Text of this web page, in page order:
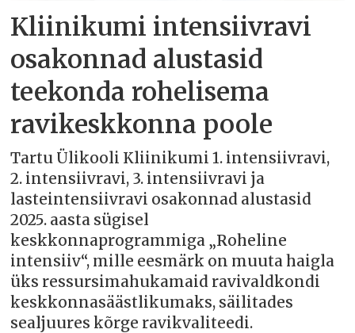
Kliinikumi intensiivravi
osakonnad alustasid
teekonda rohelisema
ravikeskkonna poole
Tartu Ülikooli Kliinikumi 1. intensiivravi,
2. intensiivravi, 3. intensiivravi ja
lasteintensiivravi osakonnad alustasid
2025. aasta sügisel
keskkonnaprogrammiga „Roheline
intensiiv“, mille eesmärk on muuta haigla
üks ressursimahukamaid ravivaldkondi
keskkonnasäästlikumaks, säilitades
sealjuures kõrge ravikvaliteedi.